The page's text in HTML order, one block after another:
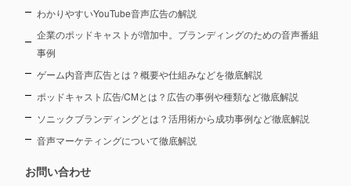
わかりやすいYouTube音声広告の解説
企業のポッドキャストが増加中。ブランディングのための音声番組
事例
ゲーム内音声広告とは？概要や仕組みなどを徹底解説
ポッドキャスト広告/CMとは？広告の事例や種類など徹底解説
ソニックブランディングとは？活用術から成功事例など徹底解説
音声マーケティングについて徹底解説
お問い合わせ